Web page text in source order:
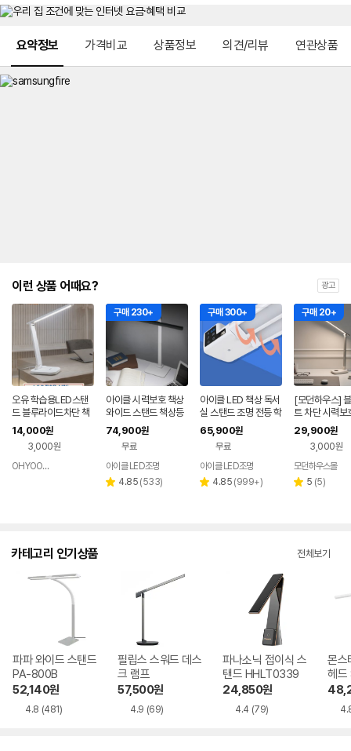
요약정보 가격비교 상품정보 의견/리뷰 연관상품
이런 상품 어때요? 광고
오유 학습용LED스탠
드 블루라이드차단 책
상스탠드
14,000원
3,000원
OHYOOMALL
구매 230+
아이클 시력보호 책상
와이드 스탠드 책상등
눈부심방지 수험생 학
습용 고등학생 중학생
공부
74,900원
무료
아이클 LED조명
별 4.85 리
(533)
구매 300+
아이클 LED 책상 독서
실 스탠드 조명 전등 학
습용 공부 시력보호 부
착형 WJK-351F
65,900원
무료
아이클 LED조명
별 4.85 리
(999+)
구매 20+
[모던하우스]
트 차단 시력보
밝기 학습용
드
29,900원
3,000원
모던하우스몰
별 5 리
(5)
카테고리 인기상품 전체보기
파파 와이드 스탠드
PA-800B
52,140원
4.8 (481)
필립스 스워드 데스
크 램프
57,500원
4.9 (69)
파나소닉 접이식 스
탠드 HHLT0339
24,850원
4.4 (79)
몬스
헤
드